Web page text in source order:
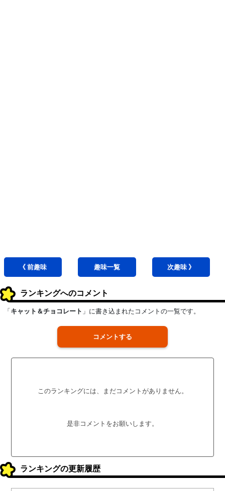
《 前趣味 趣味一覧 次趣味》
ランキングへのコメント
「 キャット＆チョコレート 」に書き込まれたコメントの一覧です。
コメントする
このランキングには、まだコメントがありません。
是非コメントをお願いします。
ランキングの更新履歴